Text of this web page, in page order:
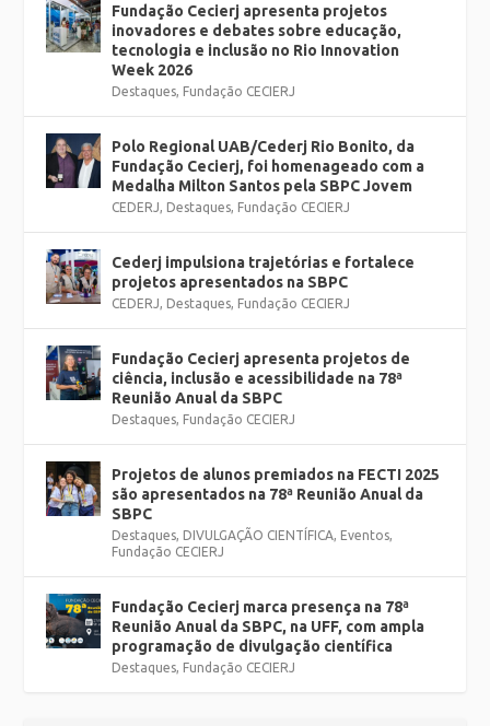
Fundação Cecierj apresenta projetos
inovadores e debates sobre educação,
tecnologia e inclusão no Rio Innovation
Week 2026
Destaques, Fundação CECIERJ
Polo Regional UAB/Cederj Rio Bonito, da
Fundação Cecierj, foi homenageado com a
Medalha Milton Santos pela SBPC Jovem
CEDERJ, Destaques, Fundação CECIERJ
Cederj impulsiona trajetórias e fortalece
projetos apresentados na SBPC
CEDERJ, Destaques, Fundação CECIERJ
Fundação Cecierj apresenta projetos de
ciência, inclusão e acessibilidade na 78ª
Reunião Anual da SBPC
Destaques, Fundação CECIERJ
Projetos de alunos premiados na FECTI 2025
são apresentados na 78ª Reunião Anual da
SBPC
Destaques, DIVULGAÇÃO CIENTÍFICA, Eventos,
Fundação CECIERJ
Fundação Cecierj marca presença na 78ª
Reunião Anual da SBPC, na UFF, com ampla
programação de divulgação científica
Destaques, Fundação CECIERJ